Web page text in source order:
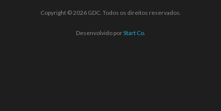
Copyright © 2026 GDC. Todos os direitos reservados.
Desenvolvido porStart Co.